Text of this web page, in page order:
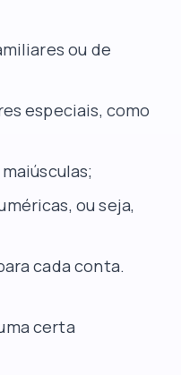
ou de
especiais, como
ou seja,
cada conta.
certa